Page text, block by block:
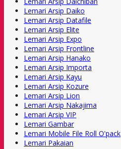
Lemari Arsip Daiko
Lemari Arsip Datafile
Lemari Arsip Elite
Lemari Arsip Expo
Lemari Arsip Frontline
Lemari Arsip Hanako
Lemari Arsip Importa
Lemari Arsip Kayu
Lemari Arsip Kozure
Lemari Arsip Lion
Lemari Arsip Nakajima
Lemari Arsip VIP
Lemari Gambar
Lemari Mobile File Roll O'pack
Lemari Pakaian